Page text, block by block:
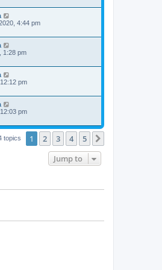
4:44 pm
1:28 pm
pm
pm
topics 1 2 3 4 5
Jump to